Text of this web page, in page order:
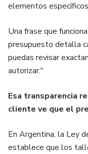
elementos
Una frase que
presupuesto detalla
puedas revisar
autorizar."
Esa transparencia
cliente ve que el
En Argentina, la Ley
establece que los